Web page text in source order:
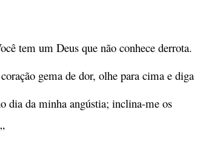
tem um Deus que não conhece derrota.
gema de dor, olhe para cima e diga
dia da minha angústia; inclina-me os